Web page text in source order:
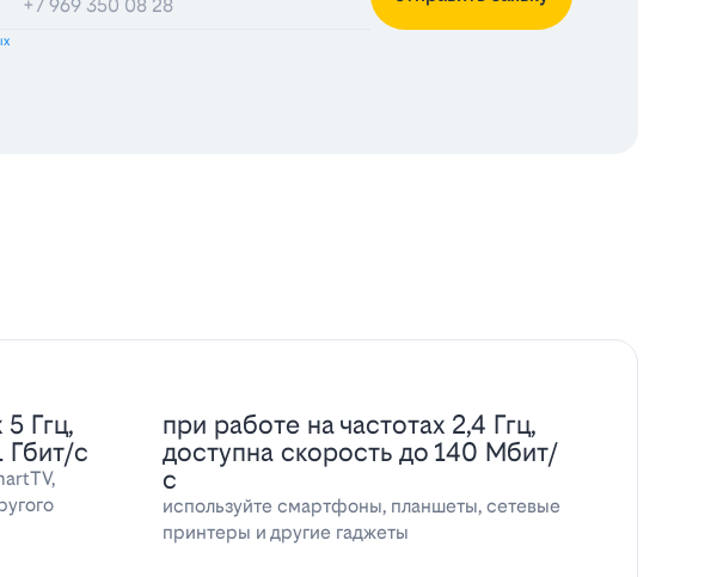
Ггц,
Гбит/с
при работе на частотах 2,4 Ггц,
доступна скорость до 140 Мбит/
с
используйте смартфоны, планшеты, сетевые
принтеры и другие гаджеты